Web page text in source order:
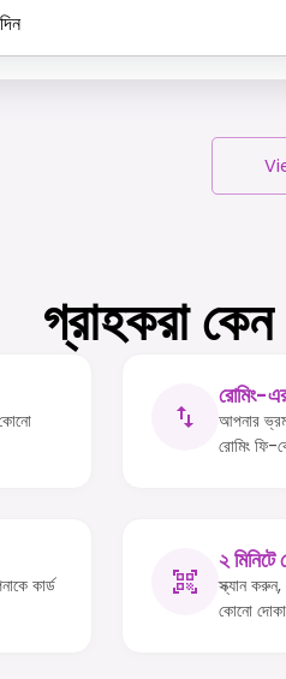
দিন
গ্রাহকরা
রোমিং-
আপনার
রোমিং ফি-
কার্ড
২
স্ক্যান
কোনো